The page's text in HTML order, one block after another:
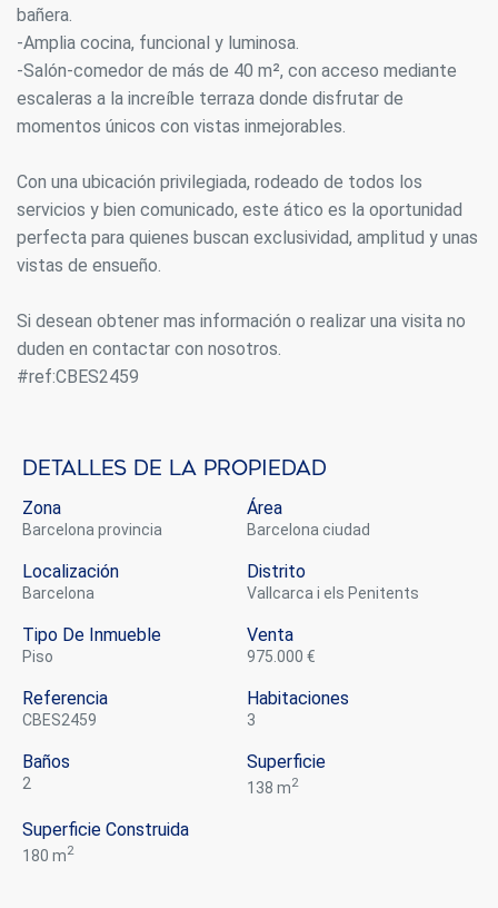
bañera.
-Amplia cocina, funcional y luminosa.
-Salón-comedor de más de 40 m², con acceso mediante
escaleras a la increíble terraza donde disfrutar de
momentos únicos con vistas inmejorables.
Con una ubicación privilegiada, rodeado de todos los
servicios y bien comunicado, este ático es la oportunidad
perfecta para quienes buscan exclusividad, amplitud y unas
vistas de ensueño.
Si desean obtener mas información o realizar una visita no
duden en contactar con nosotros.
#ref:CBES2459
Detalles de la propiedad
Zona
Barcelona provincia
Área
Barcelona ciudad
Localización
Barcelona
Distrito
Vallcarca i els Penitents
Tipo De Inmueble
piso
Venta
975.000 €
Referencia
CBES2459
Habitaciones
3
Baños
2
Superficie
138 m2
Superficie Construida
180 m2
Modificar cookies
Técnicas y funcionales
Este sitio web utiliza Cookies propias para recopilar
Si continua navegando, supone la aceptación de la
instalación de las mismas. El usuario tiene la posibilidad